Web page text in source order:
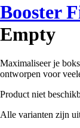
Booster
Empty
Maximaliseer je
ontworpen voor
Product niet
Alle varianten zijn